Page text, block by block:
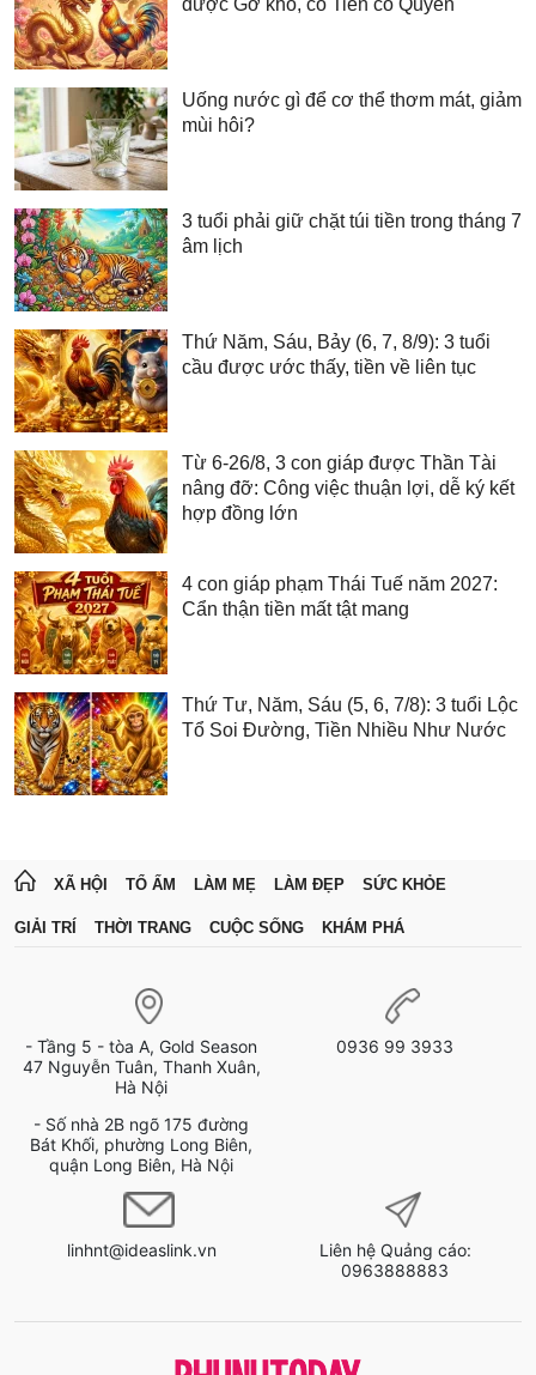
được Gỡ khó, có Tiền có Quyền
Uống nước gì để cơ thể thơm mát, giảm
mùi hôi?
3 tuổi phải giữ chặt túi tiền trong tháng 7
âm lịch
Thứ Năm, Sáu, Bảy (6, 7, 8/9): 3 tuổi
cầu được ước thấy, tiền về liên tục
Từ 6-26/8, 3 con giáp được Thần Tài
nâng đỡ: Công việc thuận lợi, dễ ký kết
hợp đồng lớn
4 con giáp phạm Thái Tuế năm 2027:
Cẩn thận tiền mất tật mang
Thứ Tư, Năm, Sáu (5, 6, 7/8): 3 tuổi Lộc
Tổ Soi Đường, Tiền Nhiều Như Nước
XÃ HỘI TỔ ẤM LÀM MẸ LÀM ĐẸP SỨC KHỎE
GIẢI TRÍ THỜI TRANG CUỘC SỐNG KHÁM PHÁ
- Tầng 5 - tòa A, Gold Season
47 Nguyễn Tuân, Thanh Xuân,
Hà Nội
- Số nhà 2B ngõ 175 đường
Bát Khối, phường Long Biên,
quận Long Biên, Hà Nội
0936 99 3933
linhnt@ideaslink.vn
Liên hệ Quảng cáo:
0963888883